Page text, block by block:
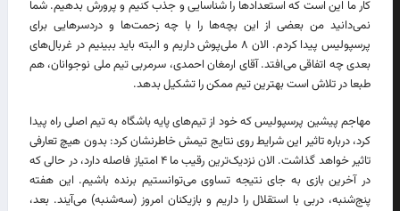
کار ما این است که استعدادها را شناسایی و جذب کنیم و پرورش بدهیم. شما
نمی‌دانید من بعضی از این بچه‌ها را با چه زحمت‌ها و دردسرهایی برای
پرسپولیس پیدا کردم. الان ۸ ملی‌پوش داریم و البته باید ببینیم در غربال‌های
بعدی چه اتفاقی می‌افتد. آقای ارمغان احمدی، سرمربی تیم ملی نوجوانان، هم
طبعا در تلاش است بهترین تیم ممکن را تشکیل بدهد.
مهاجم پیشین پرسپولیس که خود از تیم‌های پایه باشگاه به تیم اصلی راه پیدا
کرد، درباره تاثیر این شرایط روی نتایج تیمش خاطرنشان کرد: بدون هیچ تعارفی
تاثیر خواهد گذاشت. الان نزدیک‌ترین رقیب ما ۴ امتیاز فاصله دارد، در حالی که
در آخرین بازی به جای نتیجه تساوی می‌توانستیم برنده باشیم. این هفته
پنج‌شنبه، دربی با استقلال را داریم و بازیکنان امروز (سه‌شنبه) می‌آیند. بعد،